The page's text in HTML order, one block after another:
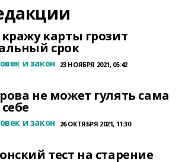
карты грозит
срок
и закон 23 НОЯБРЯ 2021, 05:42
не может гулять сама
и закон 26 ОКТЯБРЯ 2021, 11:30
тест на старение